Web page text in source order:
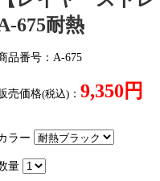
675耐熱
品番号：A-675
売価格(税込) ： 9,350円
ラー
量